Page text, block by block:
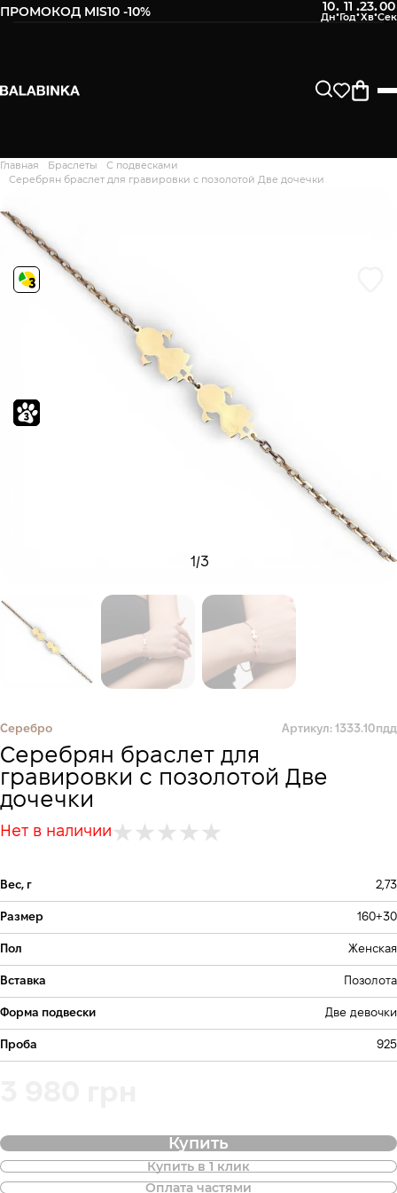
ПРОМОКОД MIS10 -10% 10: 11 :22:59
Главная Браслеты
С подвесками
Серебрян браслет для гравировки с позолотой Две дочечки
1/3
Серебро Артикул: 1333.10пдд
Серебрян браслет для
гравировки с позолотой Две
дочечки
Нет в наличии
Вес, г 2,73
Размер 160+30
Пол Женская
Вставка Позолота
Форма подвески Две девочки
Проба 925
Купить
Купить в 1 клик
Оплата частями
Также доступна покупка товара в
Дякуємо. Ваш відгук
відправлено на модерацію
отправлено СМС о его наличии в нашем магазине.